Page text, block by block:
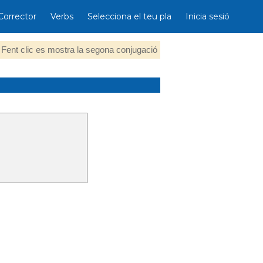
Verbs Selecciona el teu pla Inicia sesió
Fent clic es mostra la segona conjugació